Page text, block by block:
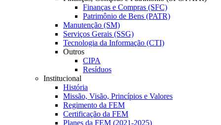
Finanças e Compras (SFC)
Patrimônio de Bens (PATR)
Manutenção (SM)
Serviços Gerais (SSG)
Tecnologia da Informação (CTI)
Outros
CIPA
Resíduos
Institucional
História
Missão, Visão, Princípios e Valores
Regimento da FEM
Certificação da FEM
Planes da FEM (2021-2025)